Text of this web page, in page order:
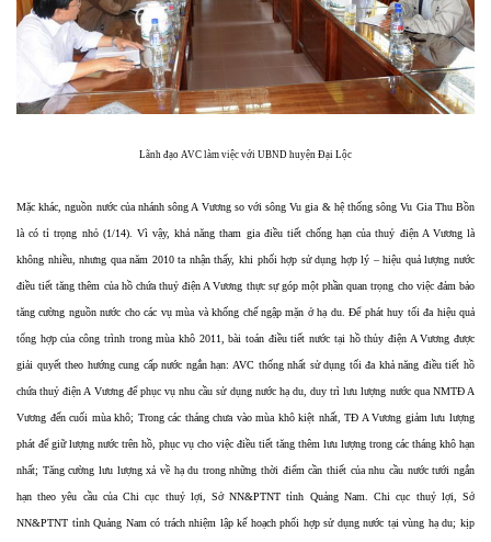
Lãnh đạo AVC làm việc với UBND huyện Đại Lộc
Mặc khác, nguồn nước của nhánh sông A Vương so với sông Vu gia & hệ thống sông Vu Gia Thu Bồn
là có tỉ trọng nhỏ (1/14). Vì vậy, khả năng tham gia điều tiết chống hạn của thuỷ điện A Vương là
không nhiều, nhưng qua năm 2010 ta nhận thấy, khi phối hợp sử dụng hợp lý – hiệu quả lượng nước
điều tiết tăng thêm của hồ chứa thuỷ điện A Vương thực sự góp một phần quan trọng cho việc đảm bảo
tăng cường nguồn nước cho các vụ mùa và khống chế ngập mặn ở hạ du. Để phát huy tối đa hiệu quả
tổng hợp của công trình trong mùa khô 2011, bài toán điều tiết nước tại hồ thủy điện A Vương được
giải quyết theo hướng cung cấp nước ngắn hạn: AVC thống nhất sử dụng tối đa khả năng điều tiết hồ
chứa thuỷ điện A Vương để phục vụ nhu cầu sử dụng nước hạ du, duy trì lưu lượng nước qua NMTĐ A
Vương đến cuối mùa khô; Trong các tháng chưa vào mùa khô kiệt nhất, TĐ A Vương giảm lưu lượng
phát để giữ lượng nước trên hồ, phục vụ cho việc điều tiết tăng thêm lưu lượng trong các tháng khô hạn
nhất; Tăng cường lưu lượng xả về hạ du trong những thời điểm cần thiết của nhu cầu nước tưới ngắn
hạn theo yêu cầu của Chi cục thuỷ lợi, Sở NN&PTNT tỉnh Quảng Nam. Chi cục thuỷ lợi, Sở
NN&PTNT tỉnh Quảng Nam có trách nhiệm lập kế hoạch phối hợp sử dụng nước tại vùng hạ du; kịp